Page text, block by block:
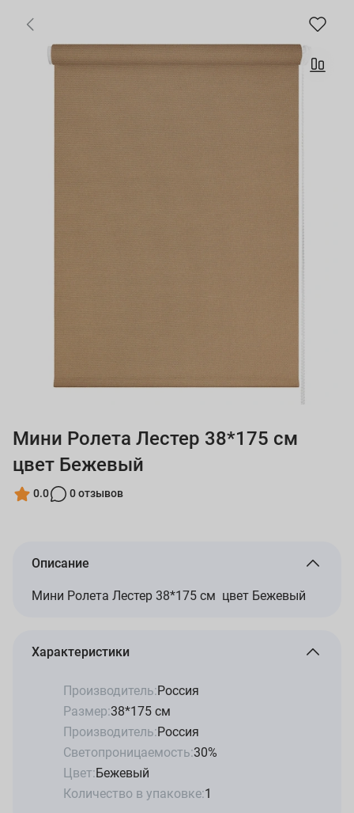
Мини Ролета Лестер 38*175 см
цвет Бежевый
0.0 0 отзывов
Описание
Мини Ролета Лестер 38*175 см цвет Бежевый
Характеристики
Производитель:Россия
Размер:38*175 см
Производитель:Россия
Светопроницаемость:30%
Цвет:Бежевый
Количество в упаковке:1